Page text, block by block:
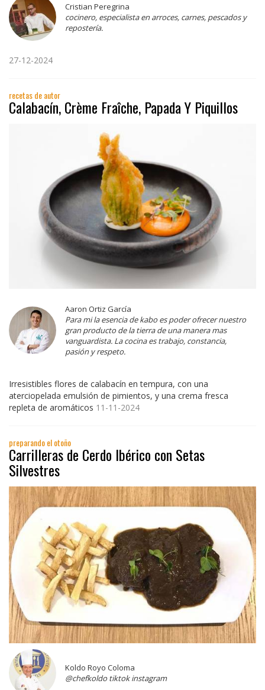
Cristian Peregrina
cocinero, especialista en arroces, carnes, pescados y
repostería.
27-12-2024
recetas de autor
Calabacín, Crème Fraîche, Papada Y Piquillos
Aaron Ortiz García
Para mi la esencia de kabo es poder ofrecer nuestro
gran producto de la tierra de una manera mas
vanguardista. La cocina es trabajo, constancia,
pasión y respeto.
Irresistibles flores de calabacín en tempura, con una
aterciopelada emulsión de pimientos, y una crema fresca
repleta de aromáticos 11-11-2024
preparando el otoño
Carrilleras de Cerdo Ibérico con Setas
Silvestres
Koldo Royo Coloma
@chefkoldo tiktok instagram